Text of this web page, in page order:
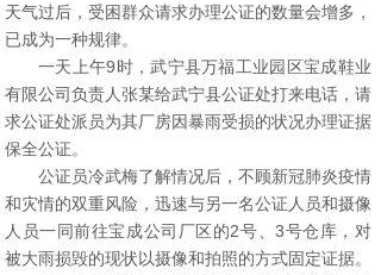
天气过后，受困群众请求办理公证的数量会增多，
已成为一种规律。
一天上午9时，武宁县万福工业园区宝成鞋业
有限公司负责人张某给武宁县公证处打来电话，请
求公证处派员为其厂房因暴雨受损的状况办理证据
保全公证。
公证员冷武梅了解情况后，不顾新冠肺炎疫情
和灾情的双重风险，迅速与另一名公证人员和摄像
人员一同前往宝成公司厂区的2号、3号仓库，对
被大雨损毁的现状以摄像和拍照的方式固定证据。